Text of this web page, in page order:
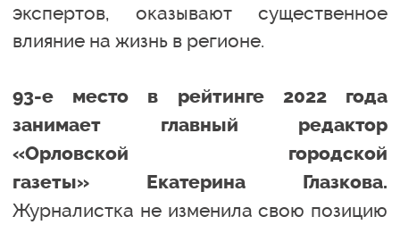
экспертов, оказывают существенное
влияние на жизнь в регионе.
93-е место в рейтинге 2022 года
занимает главный редактор
«Орловской городской
газеты» Екатерина Глазкова.
Журналистка не изменила свою позицию